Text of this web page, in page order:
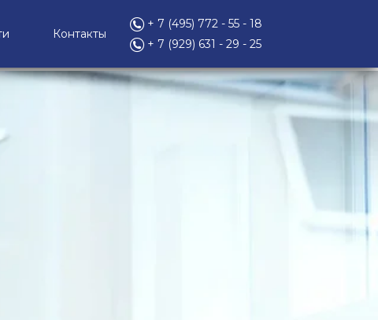
Контакты
+ 7 (495) 772 - 55 - 18
+ 7 (929) 631 - 29 - 25